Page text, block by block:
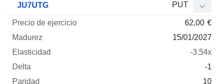
JU7UTG PUT
62,00 €
15/01/2027
-3.54x
-1
10